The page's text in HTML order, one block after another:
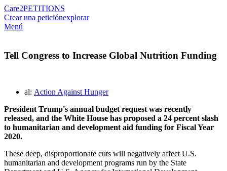
Care2PETITIONS
Crear una peticiónexplorar
Menú
Tell Congress to Increase Global Nutrition Funding
al: Action Against Hunger
President Trump's annual budget request was recently
released, and the White House has proposed a 24 percent slash
to humanitarian and development aid funding for Fiscal Year
2020.
These deep, disproportionate cuts will negatively affect U.S.
humanitarian and development programs run by the State